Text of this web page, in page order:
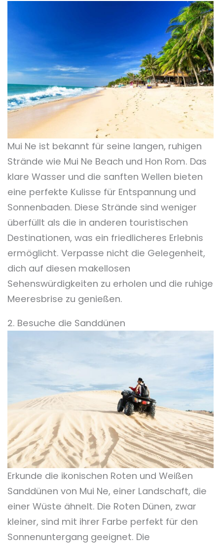
Mui Ne ist bekannt für seine langen, ruhigen
Strände wie Mui Ne Beach und Hon Rom. Das
klare Wasser und die sanften Wellen bieten
eine perfekte Kulisse für Entspannung und
Sonnenbaden. Diese Strände sind weniger
überfüllt als die in anderen touristischen
Destinationen, was ein friedlicheres Erlebnis
ermöglicht. Verpasse nicht die Gelegenheit,
dich auf diesen makellosen
Sehenswürdigkeiten zu erholen und die ruhige
Meeresbrise zu genießen.
2. Besuche die Sanddünen
Erkunde die ikonischen Roten und Weißen
Sanddünen von Mui Ne, einer Landschaft, die
einer Wüste ähnelt. Die Roten Dünen, zwar
kleiner, sind mit ihrer Farbe perfekt für den
Sonnenuntergang geeignet. Die